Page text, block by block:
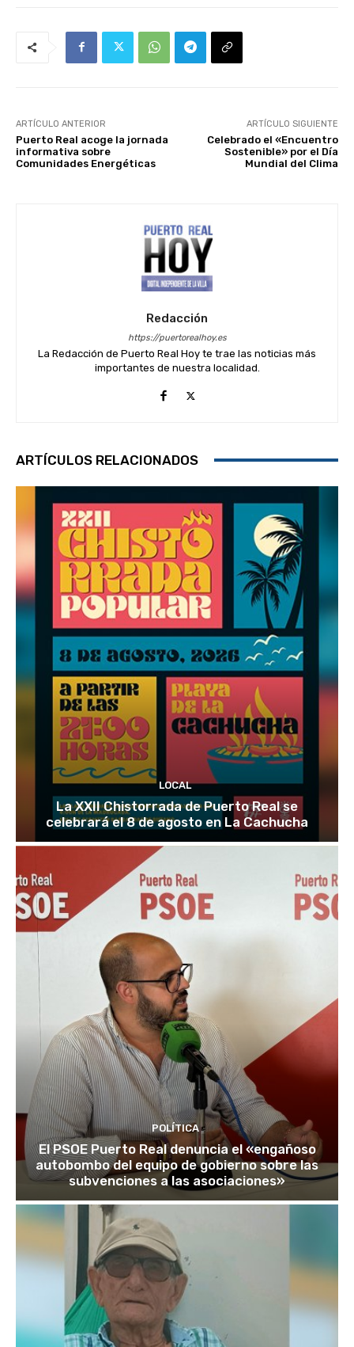
ARTÍCULO ANTERIOR
Puerto Real acoge la jornada
informativa sobre
Comunidades Energéticas
ARTÍCULO SIGUIENTE
Celebrado el «Encuentro
Sostenible» por el Día
Mundial del Clima
Redacción
https://puertorealhoy.es
La Redacción de Puerto Real Hoy te trae las noticias más
importantes de nuestra localidad.
ARTÍCULOS RELACIONADOS
LOCAL
La XXII Chistorrada de Puerto Real se
celebrará el 8 de agosto en La Cachucha
POLÍTICA
El PSOE Puerto Real denuncia el «engañoso
autobombo del equipo de gobierno sobre las
subvenciones a las asociaciones»